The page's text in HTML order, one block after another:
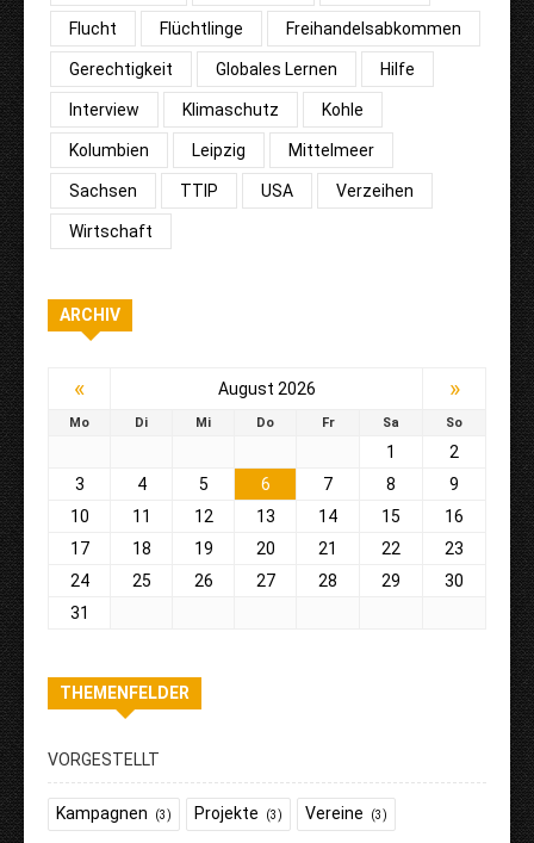
Flucht Flüchtlinge Freihandelsabkommen
Gerechtigkeit Globales Lernen Hilfe
Interview Klimaschutz Kohle
Kolumbien Leipzig Mittelmeer
Sachsen TTIP USA Verzeihen
Wirtschaft
ARCHIV
« August 2026 »
Mo Di Mi Do Fr Sa So
1
2
3
4 5 6 7 8
9
10
11 12 13 14 15
16
17
18 19 20 21 22
23
24
25 26 27 28 29
30
31
THEMENFELDER
VORGESTELLT
Kampagnen (3) Projekte (3) Vereine (3)